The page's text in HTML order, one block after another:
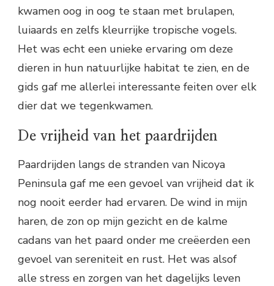
kwamen oog in oog te staan met brulapen,
luiaards en zelfs kleurrijke tropische vogels.
Het was echt een unieke ervaring om deze
dieren in hun natuurlijke habitat te zien, en de
gids gaf me allerlei interessante feiten over elk
dier dat we tegenkwamen.
De vrijheid van het paardrijden
Paardrijden langs de stranden van Nicoya
Peninsula gaf me een gevoel van vrijheid dat ik
nog nooit eerder had ervaren. De wind in mijn
haren, de zon op mijn gezicht en de kalme
cadans van het paard onder me creëerden een
gevoel van sereniteit en rust. Het was alsof
alle stress en zorgen van het dagelijks leven